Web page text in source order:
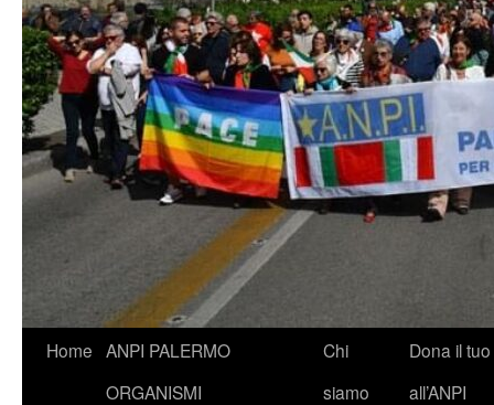
VaiHome ANPI PALERMO
ORGANISMI
Chi
siamo
Dona il
all’ANPI